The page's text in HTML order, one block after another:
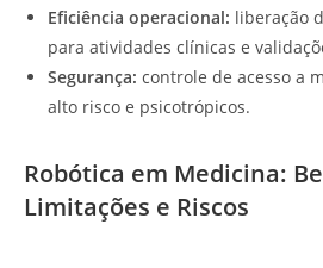
Eficiência operacional: liberação
para atividades clínicas e
Segurança: controle de acesso a
alto risco e psicotrópicos.
Robótica em Medicina:
Limitações e Riscos